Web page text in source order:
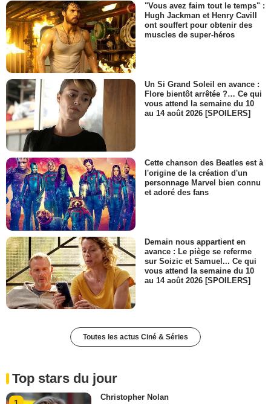
"Vous avez faim tout le temps" :
Hugh Jackman et Henry Cavill
ont souffert pour obtenir des
muscles de super-héros
Un Si Grand Soleil en avance :
Flore bientôt arrêtée ?… Ce qui
vous attend la semaine du 10
au 14 août 2026 [SPOILERS]
Cette chanson des Beatles est à
l'origine de la création d'un
personnage Marvel bien connu
et adoré des fans
Demain nous appartient en
avance : Le piège se referme
sur Soizic et Samuel... Ce qui
vous attend la semaine du 10
au 14 août 2026 [SPOILERS]
Toutes les actus Ciné & Séries
Top stars du jour
Christopher Nolan